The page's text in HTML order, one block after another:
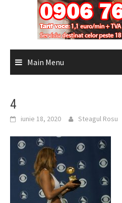
Main Menu
4
iunie 18, 2020 Steagul Rosu